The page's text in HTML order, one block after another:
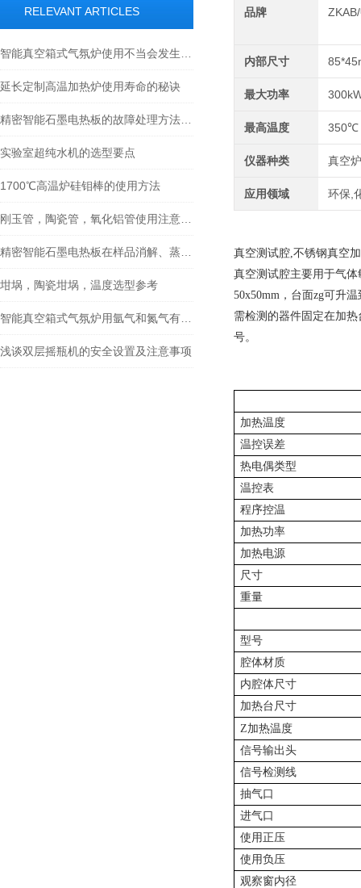
RELEVANT ARTICLES
延长定制高温加热炉使用寿命的秘诀
实验室超纯水机的选型要点
1700℃高温炉硅钼棒的使用方法
坩埚，陶瓷坩埚，温度选型参考
浅谈双层摇瓶机的安全设置及注意事项
品牌
内部尺寸
最大功率
最高温度 350℃
仪器种类 真空炉
应用领域 环保,
真空测试腔,不锈钢真空
真空测试腔主要用于气
50x50mm ，台面zg可升温
需检测的器件固定在加
号。
加热温度
温控误差
热电偶类型
温控表
程序控温
加热功率
加热电源
尺寸
重量
型号
腔体材质
内腔体尺寸
加热台尺寸
Z加热温度
信号输出头
信号检测线
抽气口
进气口
使用正压
使用负压
观察窗内径